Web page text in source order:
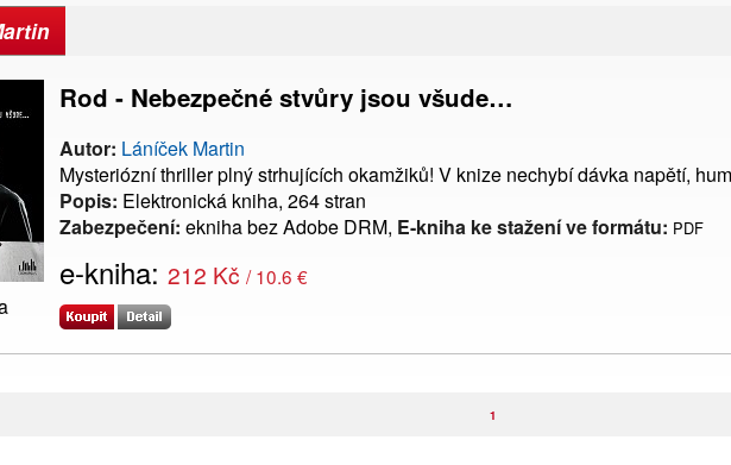
Rod - Nebezpečné stvůry jsou všude…
Autor: Láníček Martin
Mysteriózní thriller plný strhujících okamžiků! V knize nechybí dávka napětí,
Popis: Elektronická kniha, 264 stran
Zabezpečení: ekniha bez Adobe DRM, E-kniha ke stažení ve formátu: PDF
e-kniha: 212 Kč / 10.6 €
1